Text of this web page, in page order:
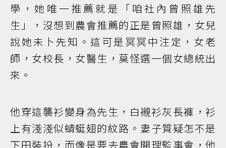
學，她唯一推薦就是「咱社內曾照雄先
生」，沒想到農會推薦的正是曾照雄，女兒
說她未卜先知。這可是冥冥中注定，女老
師，女校長，女醫生，莫怪選一個女總統出
來。
他穿這襲衫變身為先生，白襯衫灰長褲，衫
上有淺淺似蜻蜓翅的紋路。妻子質疑怎不是
下田裝扮，而像是要去農會開理監事會，他